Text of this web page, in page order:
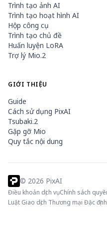
Trình tạo ảnh AI
Trình tạo hoạt hình AI
Hộp công cụ
Trình tạo chủ đề
Huấn luyện LoRA
Trợ lý Mio.2
GIỚI THIỆU
Guide
Cách sử dụng PixAI
Tsubaki.2
Gặp gỡ Mio
Quy tắc nội dung
© 2026 PixAI
Điều khoản dịch vụChính sách
Luật Giao dịch Thương mại Đặc định